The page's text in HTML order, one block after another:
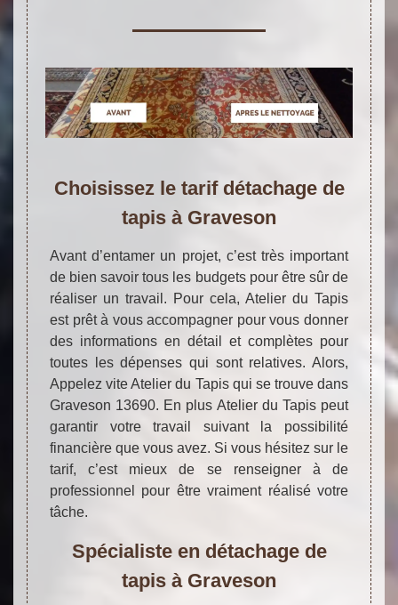
Choisissez le tarif détachage de
tapis à Graveson
Avant d’entamer un projet, c’est très important
de bien savoir tous les budgets pour être sûr de
réaliser un travail. Pour cela, Atelier du Tapis
est prêt à vous accompagner pour vous donner
des informations en détail et complètes pour
toutes les dépenses qui sont relatives. Alors,
Appelez vite Atelier du Tapis qui se trouve dans
Graveson 13690. En plus Atelier du Tapis peut
garantir votre travail suivant la possibilité
financière que vous avez. Si vous hésitez sur le
tarif, c’est mieux de se renseigner à de
professionnel pour être vraiment réalisé votre
tâche.
Spécialiste en détachage de
tapis à Graveson